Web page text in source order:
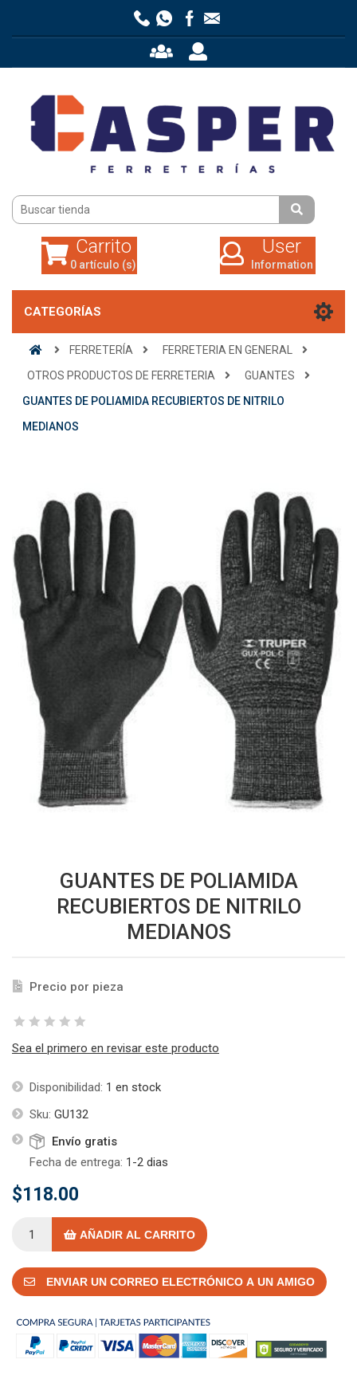
0 artículo (s)
Carrito
0 artículo (s)
User
Information
CATEGORÍAS
FERRETERÍA
FERRETERIA EN GENERAL
OTROS PRODUCTOS DE FERRETERIA
GUANTES
GUANTES DE POLIAMIDA RECUBIERTOS DE NITRILO
MEDIANOS
GUANTES DE POLIAMIDA
RECUBIERTOS DE NITRILO
MEDIANOS
Precio por pieza
Sea el primero en revisar este producto
Disponibilidad: 1 en stock
Sku: GU132
Envío gratis
Fecha de entrega: 1-2 dias
$118.00
AÑADIR AL CARRITO
ENVIAR UN CORREO ELECTRÓNICO A UN AMIGO